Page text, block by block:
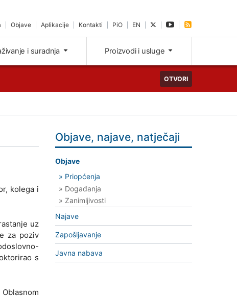
Objave Aplikacije Kontakti PiO EN
i suradnja Proizvodi i usluge
OTVORI
kolega i
uz
za poziv
s
Objave, najave, natječaji
Objave
» Priopćenja
» Događanja
» Zanimljivosti
Najave
Zapošljavanje
Javna nabava